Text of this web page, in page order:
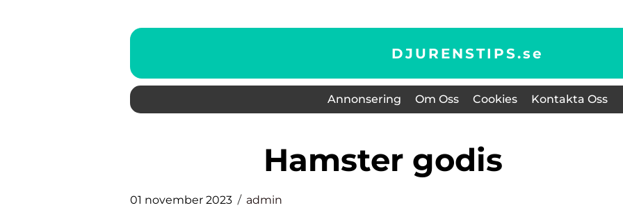
DJURENSTIPS.se
Annonsering Om Oss Cookies Kontakta Oss
hamster godis
01 november 2023 admin